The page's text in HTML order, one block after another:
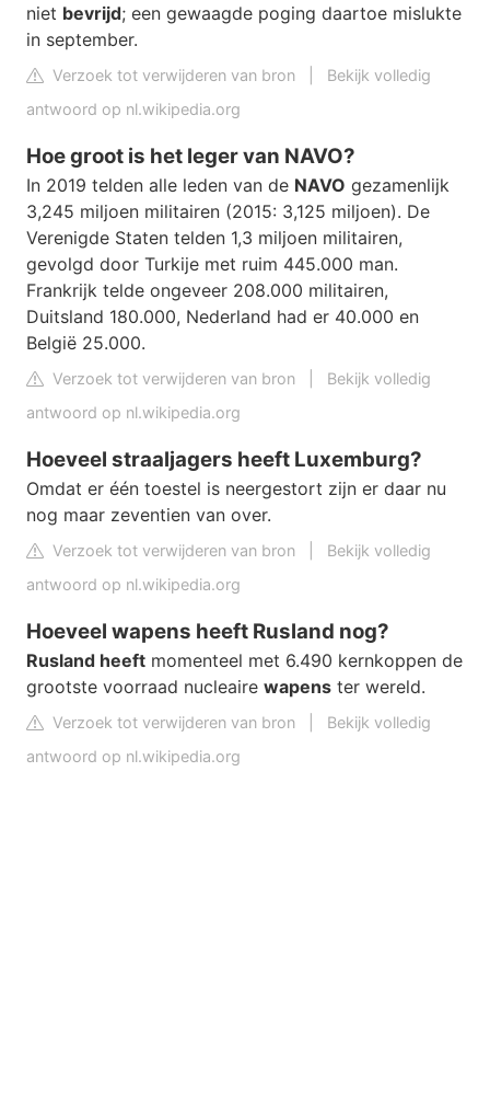
niet bevrijd; een gewaagde poging daartoe mislukte
in september.
Verzoek tot verwijderen van bron
Bekijk volledig
antwoord op nl.wikipedia.org
Hoe groot is het leger van NAVO?
In 2019 telden alle leden van de NAVO gezamenlijk
3,245 miljoen militairen (2015: 3,125 miljoen). De
Verenigde Staten telden 1,3 miljoen militairen,
gevolgd door Turkije met ruim 445.000 man.
Frankrijk telde ongeveer 208.000 militairen,
Duitsland 180.000, Nederland had er 40.000 en
België 25.000.
Verzoek tot verwijderen van bron
Bekijk volledig
antwoord op nl.wikipedia.org
Hoeveel straaljagers heeft Luxemburg?
Omdat er één toestel is neergestort zijn er daar nu
nog maar zeventien van over.
Verzoek tot verwijderen van bron
Bekijk volledig
antwoord op nl.wikipedia.org
Hoeveel wapens heeft Rusland nog?
Rusland heeft momenteel met 6.490 kernkoppen de
grootste voorraad nucleaire wapens ter wereld.
Verzoek tot verwijderen van bron
Bekijk volledig
antwoord op nl.wikipedia.org